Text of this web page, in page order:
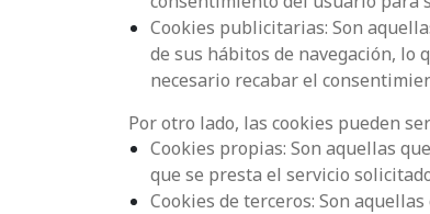
Cookies publicitarias: Son
de sus hábitos de navegación,
necesario recabar el
Por otro lado, las cookies pueden
Cookies propias: Son aquellas
que se presta el servicio
Cookies de terceros: Son